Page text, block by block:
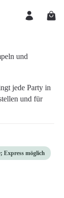
jede Party in
und für
Express möglich